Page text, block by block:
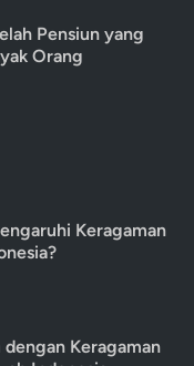
Pensiun yang
Orang
Keragaman
Keragaman